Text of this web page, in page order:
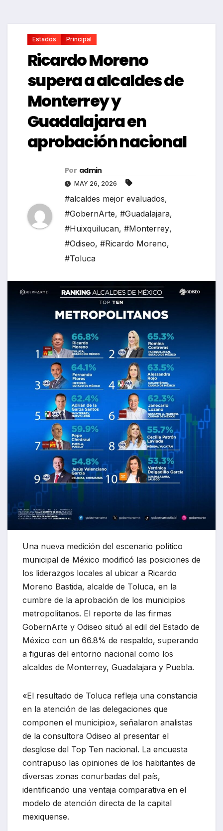
Estados Principal
Ricardo Moreno
supera a alcaldes de
Monterrey y
Guadalajara en
aprobación nacional
Por admin
MAY 26, 2026
#alcaldes mejor evaluados,
#GobernArte, #Guadalajara,
#Huixquilucan, #Monterrey,
#Odiseo, #Ricardo Moreno,
#Toluca
Una nueva medición del escenario político
municipal de México modificó las posiciones de
los liderazgos locales al ubicar a Ricardo
Moreno Bastida, alcalde de Toluca, en la
cumbre de la aprobación de los municipios
metropolitanos. El reporte de las firmas
GobernArte y Odiseo situó al edil del Estado de
México con un 66.8% de respaldo, superando
a figuras del entorno nacional como los
alcaldes de Monterrey, Guadalajara y Puebla.
«El resultado de Toluca refleja una constancia
en la atención de las delegaciones que
componen el municipio», señalaron analistas
de la consultora Odiseo al presentar el
desglose del Top Ten nacional. La encuesta
contrapuso las opiniones de los habitantes de
diversas zonas conurbadas del país,
identificando una ventaja comparativa en el
modelo de atención directa de la capital
mexiquense.